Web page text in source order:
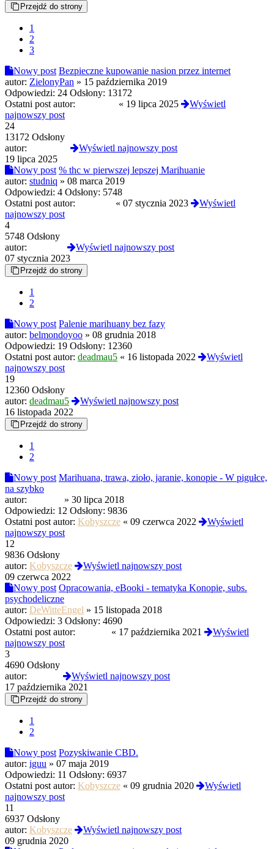
Przejdź do strony
1
2
3
Nowy post Bezpieczne kupowanie nasion przez internet
autor: ZielonyPan » 15 października 2019
Odpowiedzi: 24 Odsłony: 13172
Ostatni post autor:
« 19 lipca 2025
Wyświetl
najnowszy post
24
13172 Odsłony
autor:
Wyświetl najnowszy post
19 lipca 2025
Nowy post % thc w pierwszej lepszej Marihuanie
autor: studniq » 08 marca 2019
Odpowiedzi: 4 Odsłony: 5748
Ostatni post autor:
« 07 stycznia 2023
Wyświetl
najnowszy post
4
5748 Odsłony
autor:
Wyświetl najnowszy post
07 stycznia 2023
Przejdź do strony
1
2
Nowy post Palenie marihuany bez fazy
autor: belmondoyoo » 08 grudnia 2018
Odpowiedzi: 19 Odsłony: 12360
Ostatni post autor: deadmau5 « 16 listopada 2022
Wyświetl
najnowszy post
19
12360 Odsłony
autor: deadmau5
Wyświetl najnowszy post
16 listopada 2022
Przejdź do strony
1
2
Nowy post Marihuana, trawa, zioło, jaranie, konopie - W pigułce,
na szybko
autor:
» 30 lipca 2018
Odpowiedzi: 12 Odsłony: 9836
Ostatni post autor: Kobyszcze « 09 czerwca 2022
Wyświetl
najnowszy post
12
9836 Odsłony
autor: Kobyszcze
Wyświetl najnowszy post
09 czerwca 2022
Nowy post Opracowania, eBooki - tematyka Konopie, subs.
psychodeliczne
autor: DeWitteEngel » 15 listopada 2018
Odpowiedzi: 3 Odsłony: 4690
Ostatni post autor:
« 17 października 2021
Wyświetl
najnowszy post
3
4690 Odsłony
autor:
Wyświetl najnowszy post
17 października 2021
Przejdź do strony
1
2
Nowy post Pozyskiwanie CBD.
autor: iguu » 07 maja 2019
Odpowiedzi: 11 Odsłony: 6937
Ostatni post autor: Kobyszcze « 09 grudnia 2020
Wyświetl
najnowszy post
11
6937 Odsłony
autor: Kobyszcze
Wyświetl najnowszy post
09 grudnia 2020